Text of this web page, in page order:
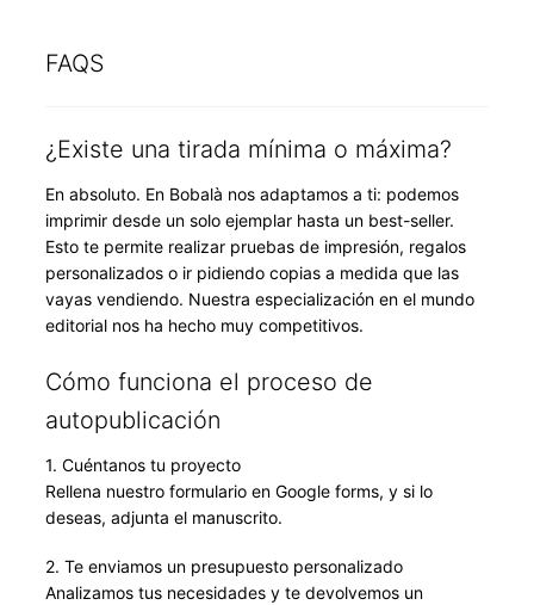
FAQS
¿Existe una tirada mínima o máxima?
En absoluto. En Bobalà nos adaptamos a ti: podemos
imprimir desde un solo ejemplar hasta un best-seller.
Esto te permite realizar pruebas de impresión, regalos
personalizados o ir pidiendo copias a medida que las
vayas vendiendo. Nuestra especialización en el mundo
editorial nos ha hecho muy competitivos.
Cómo funciona el proceso de
autopublicación
1. Cuéntanos tu proyecto
Rellena nuestro formulario en Google forms, y si lo
deseas, adjunta el manuscrito.
2. Te enviamos un presupuesto personalizado
Analizamos tus necesidades y te devolvemos un